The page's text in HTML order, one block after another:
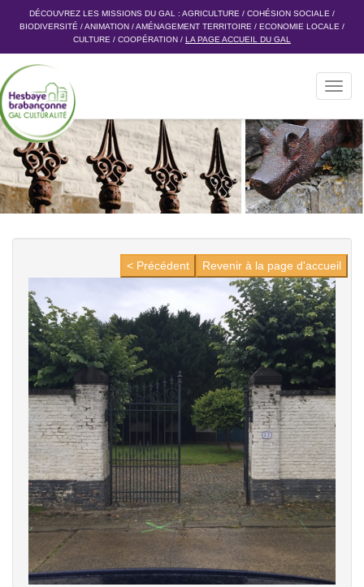
DÉCOUVREZ LES MISSIONS DU GAL : AGRICULTURE / COHÉSION SOCIALE /
BIODIVERSITÉ /ANIMATION /AMÉNAGEMENT TERRITOIRE / ECONOMIE LOCALE /
CULTURE / COOPÉRATION / LA PAGE ACCUEIL DU GAL
Revenir à la page d'accueil
< Précédent